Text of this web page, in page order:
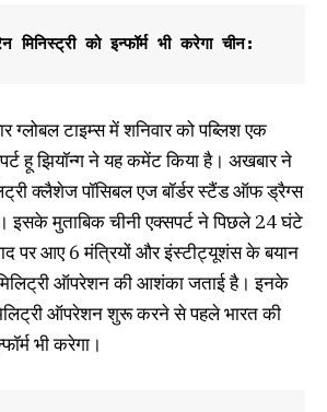
मिनिस्ट्री को इन्फॉर्म भी करेगा चीन:
ग्लोबल टाइम्स में शनिवार को पब्लिश एक
हू झियॉन्ग ने यह कमेंट किया है। अखबार ने
क्लैशेज पॉसिबल एज बॉर्डर स्टैंड ऑफ ड्रैग्स
इसके मुताबिक चीनी एक्सपर्ट ने पिछले 24 घंटे
पर आए 6 मंत्रियों और इंस्टीट्यूशंस के बयान
ऑपरेशन की आशंका जताई है। इनके
ऑपरेशन शुरू करने से पहले भारत की
भी करेगा।